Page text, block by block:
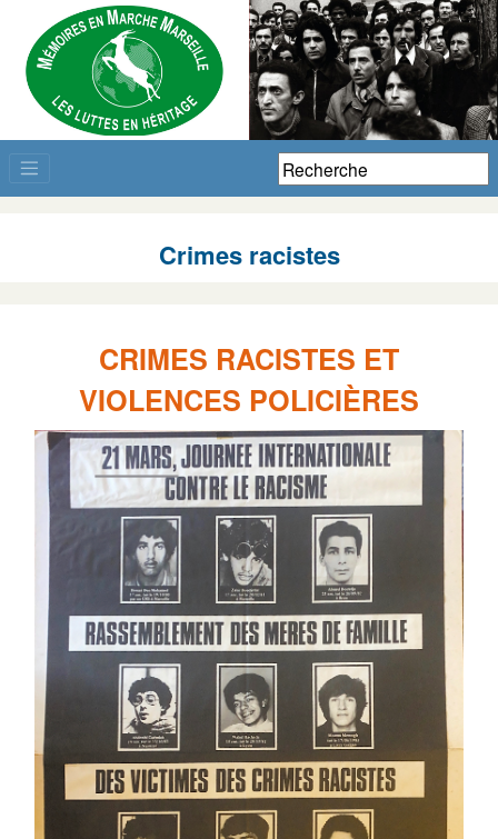
Crimes racistes
CRIMES RACISTES ET
VIOLENCES POLICIÈRES